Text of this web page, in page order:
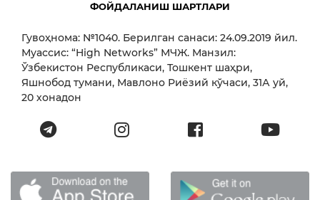
ФОЙДАЛАНИШ ШАРТЛАРИ
Гувоҳнома: №1040. Берилган санаси: 24.09.2019 йил.
Муассис: “High Networks” МЧЖ. Манзил:
Ўзбекистон Республикаси, Тошкент шаҳри,
Яшнобод тумани, Мавлоно Риёзий кўчаси, 31А уй,
20 хонадон